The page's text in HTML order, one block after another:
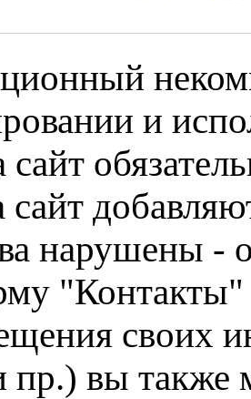
и
сайт
нарушены -
"Контакты"
своих
пр.) вы также